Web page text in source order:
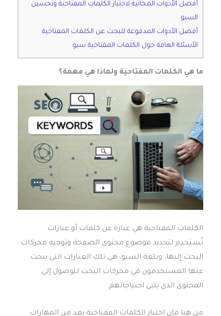
أفضل الأدوات المجانية لاختيار الكلمات المفتاحية وتحسين
السيو
أفضل الأدوات المدفوعة للبحث عن الكلمات المفتاحية
الأسئلة الهامة حول الكلمات المفتاحية سيو
ما هي الكلمات المفتاحية ولماذا هي مهمة؟
الكلمات المفتاحية هي عبارة عن كلمات أو عبارات
تُستخدم لتحديد موضوع محتوى الصفحة وتوجيه محركات
البحث إليها، وبلغة السيو، هي تلك العبارات التي يبحث
عنها المستخدمون في محركات البحث للوصول إلى
المحتوى الذي يلبي احتياجاتهم.
من هنا فإن اختيار الكلمات المفتاحية يعد من المهارات